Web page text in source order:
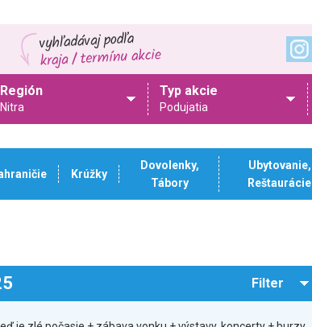
Región
Nitra
Typ akcie
Podujatia
Krúžky
Dovolenky,
Tábory
Ubytovanie,
Reštaurácie
Filter